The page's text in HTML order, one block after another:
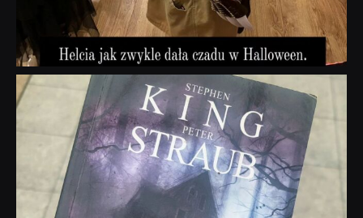
dobryhorror
Wrz 23